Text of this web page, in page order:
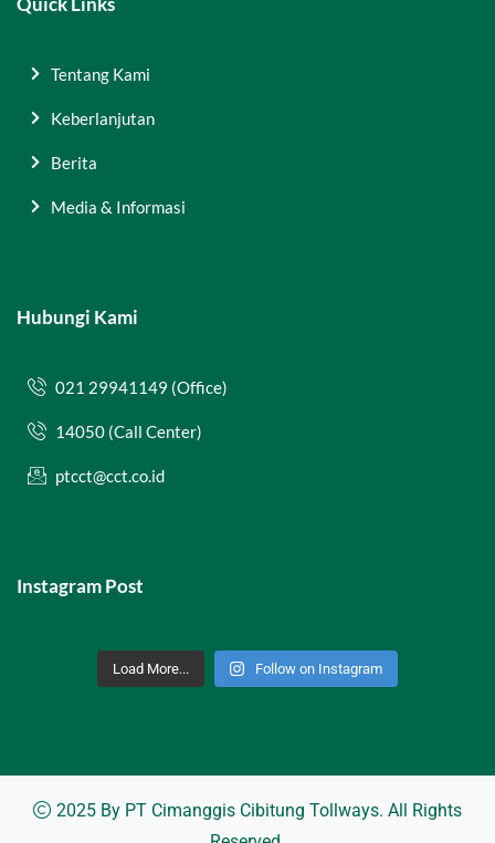
Tentang Kami
Keberlanjutan
Berita
Media & Informasi
Hubungi Kami
021 29941149 (Office)
14050 (Call Center)
ptcct@cct.co.id
Instagram Post
Load More... Follow on Instagram
2025 By PT Cimanggis Cibitung Tollways. All Rights